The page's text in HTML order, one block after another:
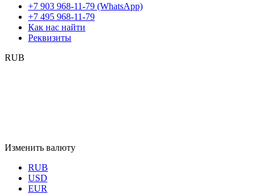
+7 903 968-11-79 (WhatsApp)
+7 495 968-11-79
Как нас найти
Реквизиты
RUB
Изменить валюту
RUB
USD
EUR